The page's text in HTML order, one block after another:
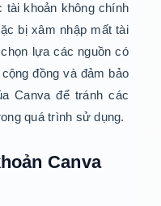
tài khoản không chính
bị xâm nhập mất tài
lựa các nguồn có
đồng và đảm bảo
Canva để tránh các
quá trình sử dụng.
Canva